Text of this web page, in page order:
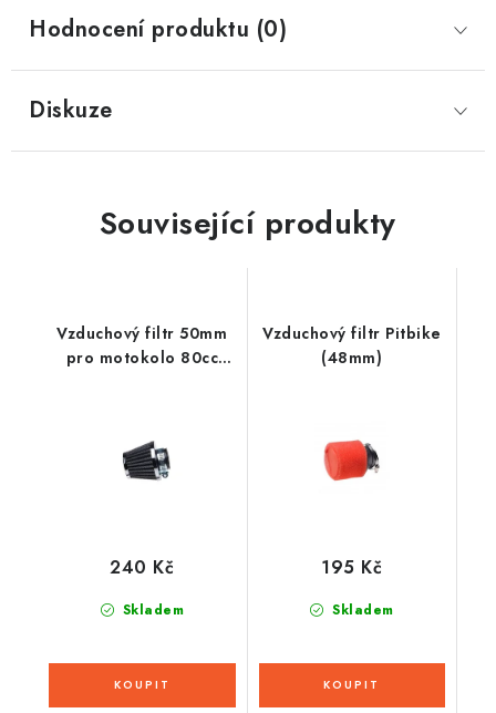
Hodnocení produktu (0)
Diskuze
Související produkty
Vzduchový filtr 50mm
pro motokolo 80cc
Skladem
240 Kč
Vzduchový filtr Pitbike
(48mm)
Skladem
195 Kč